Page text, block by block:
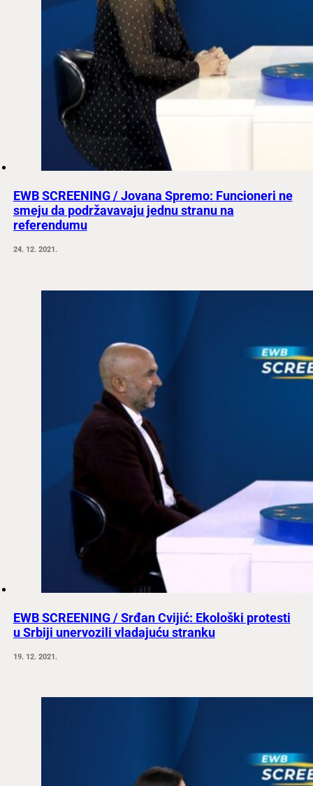
EWB SCREENING / Jovana Spremo: Funcioneri ne
smeju da podržavavaju jednu stranu na
referendumu
24. 12. 2021.
EWB SCREENING / Srđan Cvijić: Ekološki protesti
u Srbiji unervozili vladajuću stranku
19. 12. 2021.